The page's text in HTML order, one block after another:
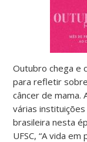
Outubro chega e
para refletir
câncer de mama.
várias
brasileira nesta
UFSC, “A vida